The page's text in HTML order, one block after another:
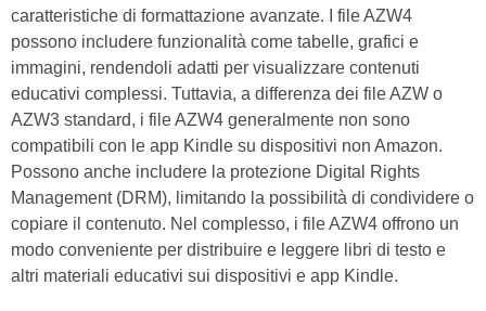
caratteristiche di formattazione avanzate. I file AZW4
possono includere funzionalità come tabelle, grafici e
immagini, rendendoli adatti per visualizzare contenuti
educativi complessi. Tuttavia, a differenza dei file AZW o
AZW3 standard, i file AZW4 generalmente non sono
compatibili con le app Kindle su dispositivi non Amazon.
Possono anche includere la protezione Digital Rights
Management (DRM), limitando la possibilità di condividere o
copiare il contenuto. Nel complesso, i file AZW4 offrono un
modo conveniente per distribuire e leggere libri di testo e
altri materiali educativi sui dispositivi e app Kindle.